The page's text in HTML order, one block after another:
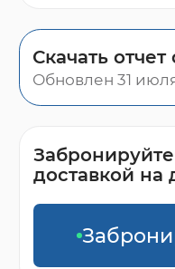
Скачать
Обновлен 31
доставкой на